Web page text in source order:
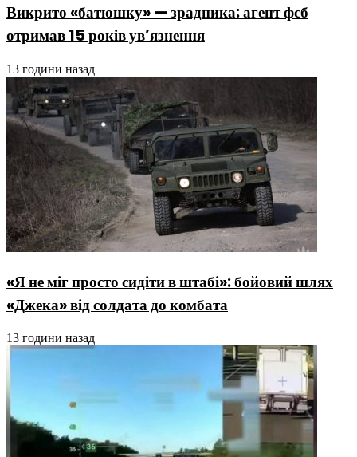
Викрито «батюшку» — зрадника: агент фсб
отримав 15 років ув’язнення
13 години назад
«Я не міг просто сидіти в штабі»: бойовий шлях
«Джека» від солдата до комбата
13 години назад